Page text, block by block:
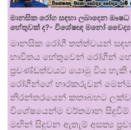
මානසික රෝග සඳහා ලබාදෙන
හේතුවක් ද?- විශේෂඥ මනෝ
මානසික රෝගී තත්ත්වයන්
භාවිතය හේතුවෙන් රෝගීන්
ප්‍රචණ්ඩත්වයට යොමු විය හැකි
රෝගීන්ගේ භාරකරුවන් මෙන්ම
නිරන්තරයෙන් කතාබහට
විශේෂයෙන්ම වර්තමාන
මඟින් සිදුවන ඇතැම් අසත්‍ය